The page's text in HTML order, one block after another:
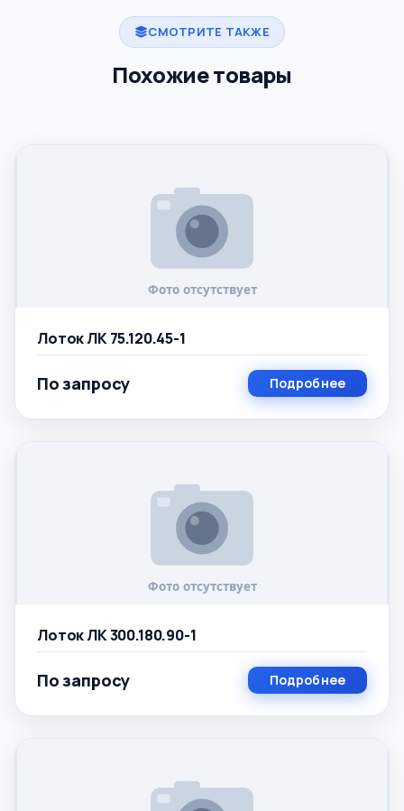
СМОТРИТЕ ТАКЖЕ
Похожие товары
Лоток ЛК 75.120.45-1
По запросу Подробнее
Лоток ЛК 300.180.90-1
По запросу Подробнее